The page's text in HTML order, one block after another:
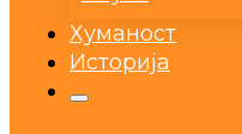
Хуманост
Историја